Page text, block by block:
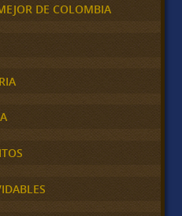
DE COLOMBIA